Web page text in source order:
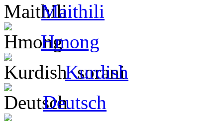
Maithili
Hmong
Kurdish
Deutsch